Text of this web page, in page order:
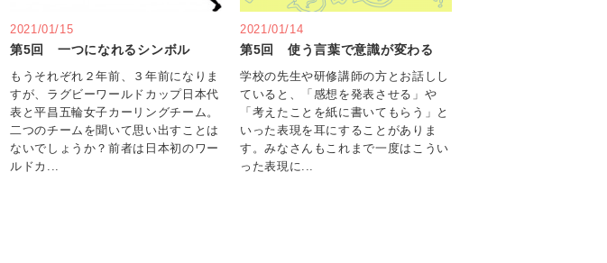
2021/01/15
第5回 一つになれるシンボル
もうそれぞれ２年前、３年前になりま
すが、ラグビーワールドカップ日本代
表と平昌五輪女子カーリングチーム。
二つのチームを聞いて思い出すことは
ないでしょうか？前者は日本初のワー
ルドカ...
2021/01/14
第5回 使う言葉で意識が変わる
学校の先生や研修講師の方とお話しし
ていると、「感想を発表させる」や
「考えたことを紙に書いてもらう」と
いった表現を耳にすることがありま
す。みなさんもこれまで一度はこうい
った表現に...